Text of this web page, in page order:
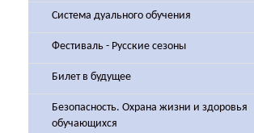
Система дуального обучения
Фестиваль - Русские сезоны
Билет в будущее
Безопасность. Охрана жизни и здоровья
обучающихся